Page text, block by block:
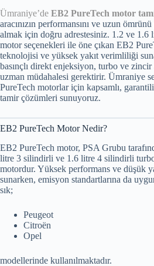
Ümraniye’de EB2 PureTech motor
aracınızın performansını ve uzun
almak için doğru adrestesiniz. 1.2 ve 1.6
motor seçenekleri ile öne çıkan EB2
teknolojisi ve yüksek yakıt verimliliği
basınçlı direkt enjeksiyon, turbo ve
uzman müdahalesi gerektirir. Ümraniye
PureTech motorlar için kapsamlı,
tamir çözümleri sunuyoruz.
EB2 PureTech Motor Nedir?
EB2 PureTech motor, PSA Grubu
litre 3 silindirli ve 1.6 litre 4 silindirli
motordur. Yüksek performans ve düşük
sunarken, emisyon standartlarına da
sık;
Peugeot
Citroën
Opel
modellerinde kullanılmaktadır.